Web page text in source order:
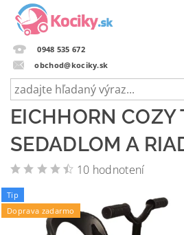
0948 535 672
obchod@kociky.sk
EICHHORN COZY
SEDADLOM A
10 hodnotení
Tip
Doprava zadarmo